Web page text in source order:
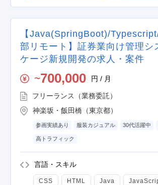
【Java(SpringBoot)/
部リモート】証券業向け管理シ
ケージ新規開発の求人・案件
〜700,000 円 / 月
フリーランス（業務委託）
神楽坂・飯田橋（東京都）
参画実績あり 服装カジュアル 30代活躍中
高トラフィック
言語・スキル
CSS HTML Java